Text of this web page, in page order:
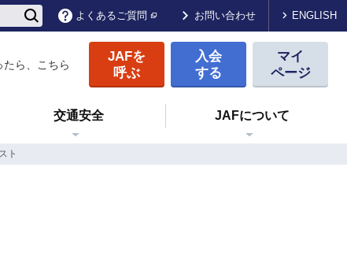
よくあるご質問 お問い合わせ ENGLISH
ら、こちら
JAFを
呼ぶ
入会
する
マイ
ページ
交通安全 JAFについて
ト